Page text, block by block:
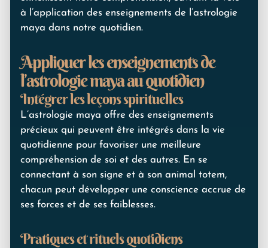
à l’application des enseignements de l’astrologie
maya dans notre quotidien.
Appliquer les enseignements de
l’astrologie maya au quotidien
Intégrer les leçons spirituelles
L’astrologie maya offre des enseignements
précieux qui peuvent être intégrés dans la vie
quotidienne pour favoriser une meilleure
compréhension de soi et des autres. En se
connectant à son signe et à son animal totem,
chacun peut développer une conscience accrue de
ses forces et de ses faiblesses.
Pratiques et rituels quotidiens